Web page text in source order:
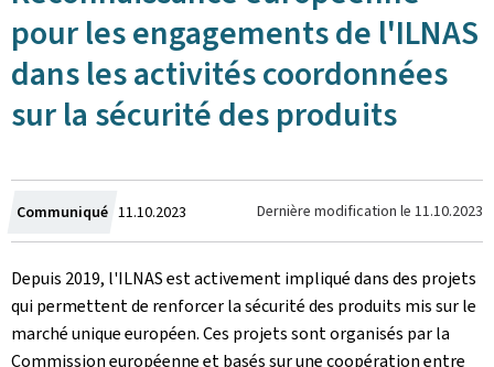
pour les engagements de l'ILNAS
dans les activités coordonnées
sur la sécurité des produits
Communiqué Crée
le
11.10.2023 Dernière modification le 11.10.2023
Depuis 2019, l'ILNAS est activement impliqué dans des projets
qui permettent de renforcer la sécurité des produits mis sur le
marché unique européen. Ces projets sont organisés par la
Commission européenne et basés sur une coopération entre